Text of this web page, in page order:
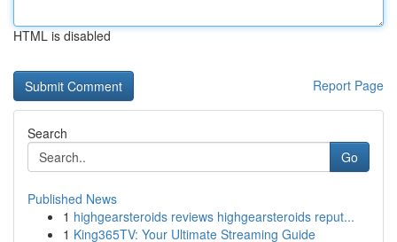
HTML is disabled
Report Page
Search
Go
Published News
1 highgearsteroids reviews highgearsteroids reput...
1 King365TV: Your Ultimate Streaming Guide